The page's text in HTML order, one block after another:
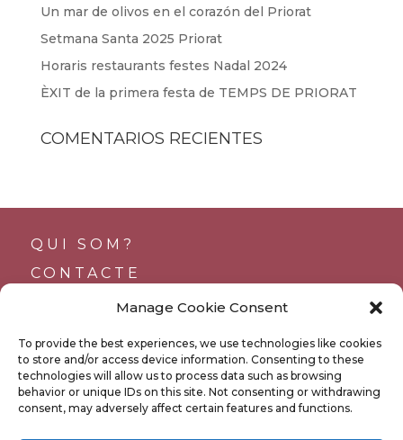
Manage Cookie Consent
To provide the best experiences, we use technologies like cookies
to store and/or access device information. Consenting to these
technologies will allow us to process data such as browsing
behavior or unique IDs on this site. Not consenting or withdrawing
consent, may adversely affect certain features and functions.
Un mar de olivos en el corazón del Priorat
Setmana Santa 2025 Priorat
Horaris restaurants festes Nadal 2024
ÈXIT de la primera festa de TEMPS DE PRIORAT
COMENTARIOS RECIENTES
QUI SOM?
CONTACTE
SUPORTS
BUTLLETÍ